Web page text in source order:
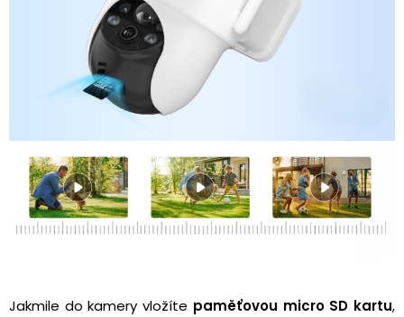
Jakmile do kamery vložíte paměťovou micro SD kartu,